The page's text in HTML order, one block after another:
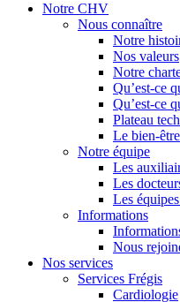
Notre CHV
Nous connaître
Notre
Nos valeurs
Notre
Qu’est-ce
Qu’est-ce
Plateau
Le bien-
Notre équipe
Les
Les
Les
Informations
Nous
Nos services
Services Frégis
Cardiologie